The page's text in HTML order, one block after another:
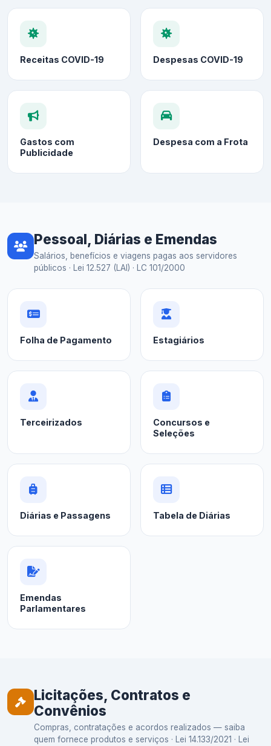
Receitas COVID-19 Despesas COVID-19
Gastos com
Publicidade
Despesa com a Frota
Pessoal, Diárias e Emendas
Salários, benefícios e viagens pagas aos servidores
públicos · Lei 12.527 (LAI) · LC 101/2000
Folha de Pagamento Estagiários
Terceirizados
Concursos e
Seleções
Diárias e Passagens Tabela de Diárias
Emendas
Parlamentares
Licitações, Contratos e
Convênios
Compras, contratações e acordos realizados — saiba
quem fornece produtos e serviços · Lei 14.133/2021 · Lei